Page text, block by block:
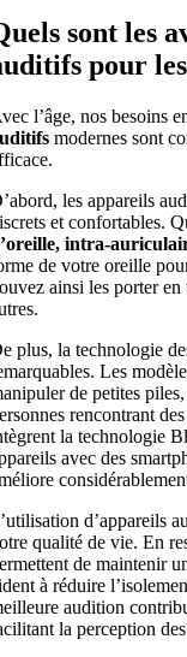
sont les
pour les
l’âge, nos besoins
modernes sont
les appareils
et confortables.
intra-
de votre oreille
ainsi les porter en
plus, la technologie
Les
de petites
rencontrant
la technologie
avec des
d’appareils
qualité de vie. En
de maintenir
à réduire
audition
la perception